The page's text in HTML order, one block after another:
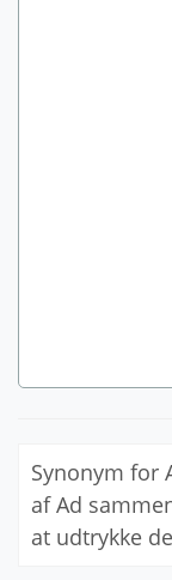
Synonym for
af Ad
at udtrykke